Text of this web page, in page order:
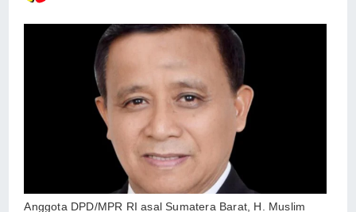
Anggota DPD/MPR RI asal Sumatera Barat, H. Muslim